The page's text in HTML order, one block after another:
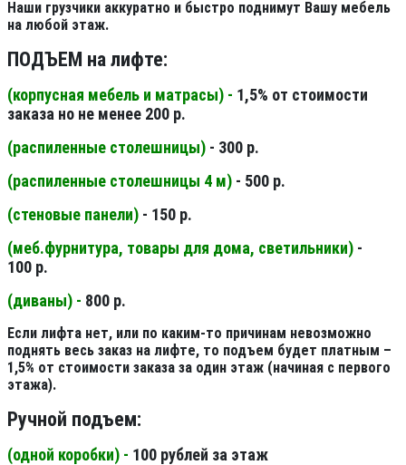
Наши грузчики аккуратно и быстро поднимут Вашу мебель
на любой этаж.
ПОДЪЕМ на лифте:
(корпусная мебель и матрасы) - 1,5% от стоимости
заказа но не менее 200 р.
(распиленные столешницы) - 300 р.
(распиленные столешницы 4 м) - 500 р.
(стеновые панели) - 150 р.
(меб.фурнитура, товары для дома, светильники) -
100 р.
(диваны) - 800 р.
Если лифта нет, или по каким-то причинам невозможно
поднять весь заказ на лифте, то подъем будет платным –
1,5% от стоимости заказа за один этаж (начиная с первого
этажа).
Ручной подъем:
(одной коробки) - 100 рублей за этаж